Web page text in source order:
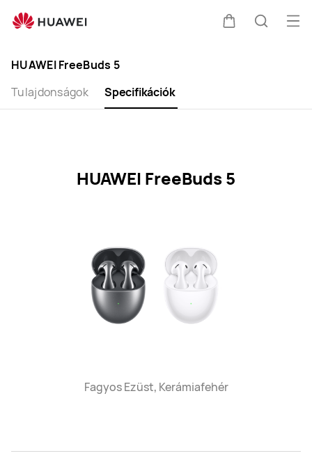
FreeBuds
Specification
HUAWEI FreeBuds 5
Tulajdonságok
Specifikációk
HUAWEI FreeBuds 5
Fagyos Ezüst, Kerámiafehér